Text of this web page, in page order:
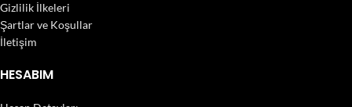
Gizlilik İlkeleri
Şartlar ve Koşullar
İletişim
HESABIM